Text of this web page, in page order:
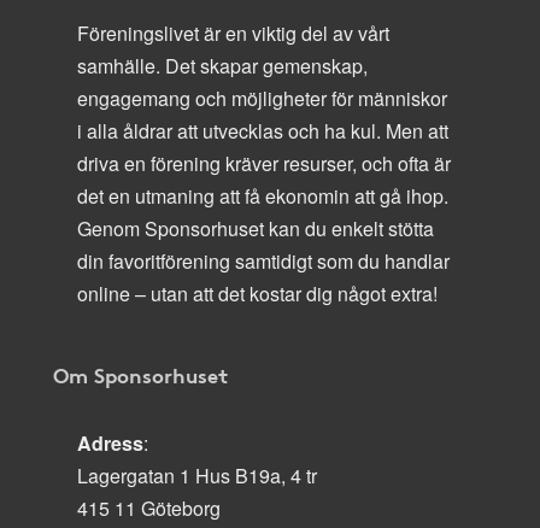
Föreningslivet är en viktig del av vårt
samhälle. Det skapar gemenskap,
engagemang och möjligheter för människor
i alla åldrar att utvecklas och ha kul. Men att
driva en förening kräver resurser, och ofta är
det en utmaning att få ekonomin att gå ihop.
Genom Sponsorhuset kan du enkelt stötta
din favoritförening samtidigt som du handlar
online – utan att det kostar dig något extra!
Om Sponsorhuset
Adress:
Lagergatan 1 Hus B19a, 4 tr
415 11 Göteborg